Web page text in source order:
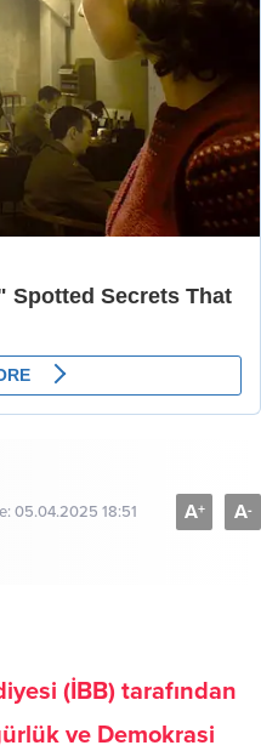
05.04.2025 18:51 A+ A-
(İBB) tarafından
ve Demokrasi